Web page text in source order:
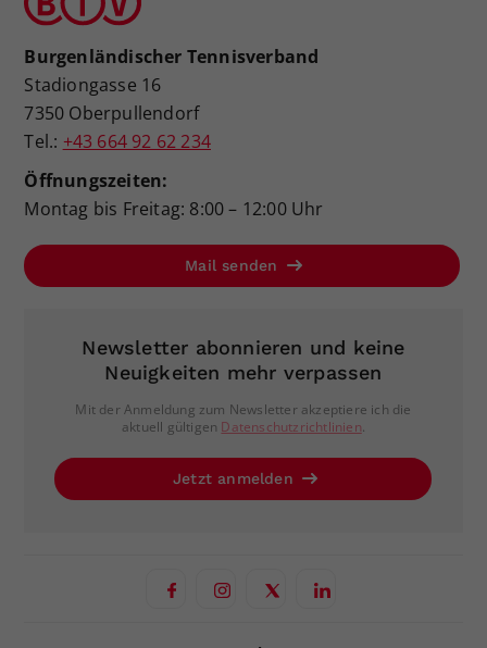
Burgenländischer Tennisverband
Stadiongasse 16
7350 Oberpullendorf
Tel.: +43 664 92 62 234
Öffnungszeiten:
Montag bis Freitag: 8:00 – 12:00 Uhr
Mail senden
Newsletter abonnieren und keine
Neuigkeiten mehr verpassen
Mit der Anmeldung zum Newsletter akzeptiere ich die
aktuell gültigen Datenschutzrichtlinien.
Jetzt anmelden